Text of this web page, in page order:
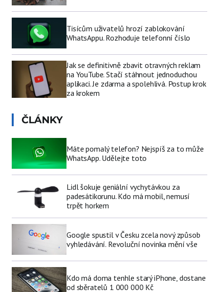
Tisícům uživatelů hrozí zablokování
WhatsAppu. Rozhoduje telefonní číslo
Jak se definitivně zbavit otravných reklam
na YouTube. Stačí stáhnout jednoduchou
aplikaci. Je zdarma a spolehlivá. Postup krok
za krokem
ČLÁNKY
Máte pomalý telefon? Nejspíš za to může
WhatsApp. Udělejte toto
Lidl šokuje geniální vychytávkou za
padesátikorunu. Kdo má mobil, nemusí
trpět horkem
Google spustil v Česku zcela nový způsob
vyhledávání. Revoluční novinka mění vše
Kdo má doma tenhle starý iPhone, dostane
od sběratelů 1 000 000 Kč